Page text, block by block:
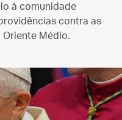
à comunidade
contra as
Médio.